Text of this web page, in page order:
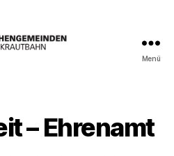
Menü
– Ehrenamt